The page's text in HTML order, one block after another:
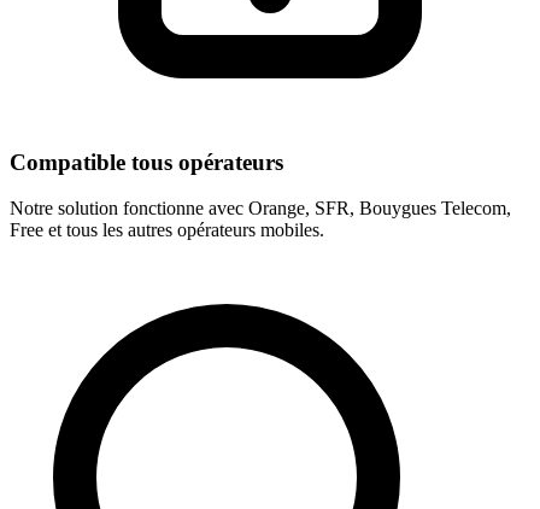
Compatible tous opérateurs
Notre solution fonctionne avec Orange, SFR, Bouygues Telecom,
Free et tous les autres opérateurs mobiles.